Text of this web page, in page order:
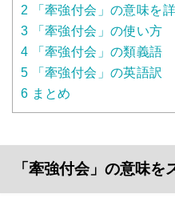
2 「牽強付会」の意味を詳
3 「牽強付会」の使い方
4 「牽強付会」の類義語
5 「牽強付会」の英語訳
6 まとめ
「牽強付会」の意味を